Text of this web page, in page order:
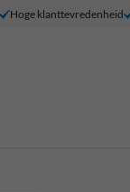
Hoge klanttevredenheid